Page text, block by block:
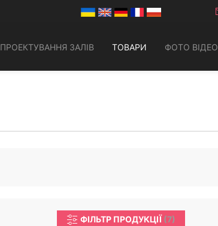
ПРОЕКТУВАННЯ ЗАЛІВ ТОВАРИ ФОТО ВІДЕО
ФІЛЬТР ПРОДУКЦІЇ(7)